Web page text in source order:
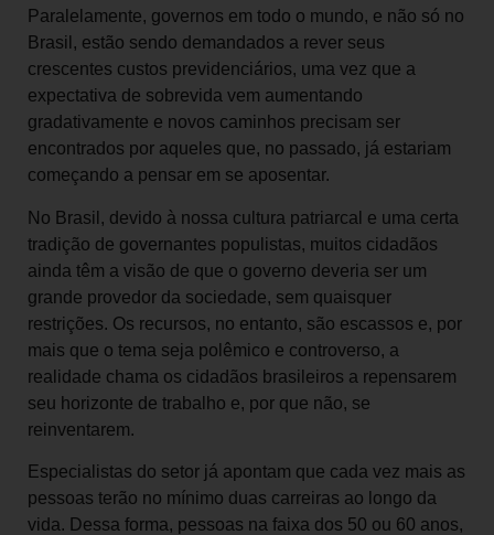
Paralelamente, governos em todo o mundo, e não só no
Brasil, estão sendo demandados a rever seus
crescentes custos previdenciários, uma vez que a
expectativa de sobrevida vem aumentando
gradativamente e novos caminhos precisam ser
encontrados por aqueles que, no passado, já estariam
começando a pensar em se aposentar.
No Brasil, devido à nossa cultura patriarcal e uma certa
tradição de governantes populistas, muitos cidadãos
ainda têm a visão de que o governo deveria ser um
grande provedor da sociedade, sem quaisquer
restrições. Os recursos, no entanto, são escassos e, por
mais que o tema seja polêmico e controverso, a
realidade chama os cidadãos brasileiros a repensarem
seu horizonte de trabalho e, por que não, se
reinventarem.
Especialistas do setor já apontam que cada vez mais as
pessoas terão no mínimo duas carreiras ao longo da
vida. Dessa forma, pessoas na faixa dos 50 ou 60 anos,